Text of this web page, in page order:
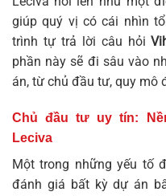
giúp quý vị có cái nhìn
trình tự trả lời câu hỏi
phần này sẽ đi sâu vào
án, từ chủ đầu tư, quy mô
Chủ đầu tư uy tín:
Leciva
Một trong những yếu tố
đánh giá bất kỳ dự án